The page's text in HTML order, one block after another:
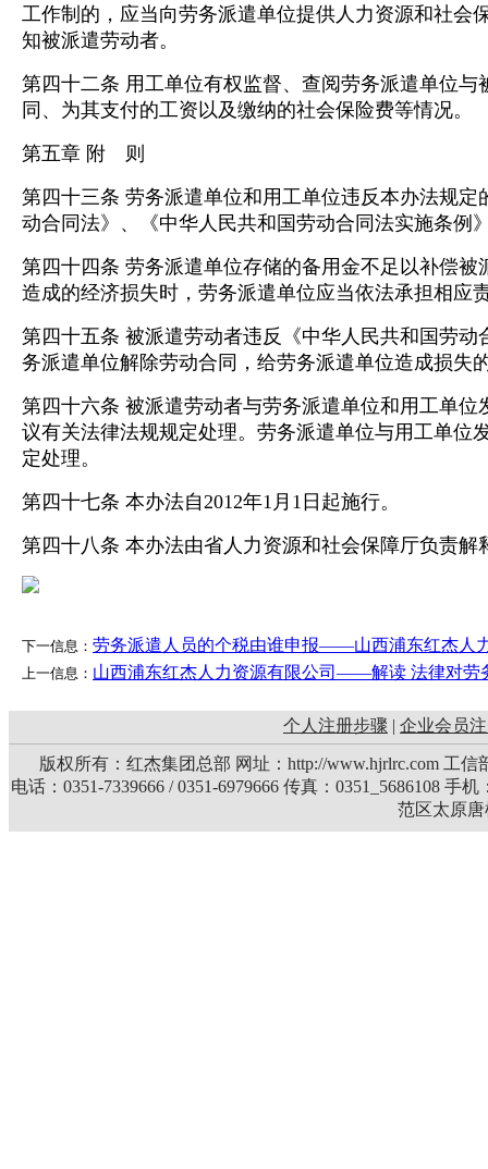
工作制的，应当向劳务派遣单位提供人力资源和社会
知被派遣劳动者。
第四十二条 用工单位有权监督、查阅劳务派遣单位与
同、为其支付的工资以及缴纳的社会保险费等情况。
第五章 附 则
第四十三条 劳务派遣单位和用工单位违反本办法规定
动合同法》、《中华人民共和国劳动合同法实施条例
第四十四条 劳务派遣单位存储的备用金不足以补偿被
造成的经济损失时，劳务派遣单位应当依法承担相应
第四十五条 被派遣劳动者违反《中华人民共和国劳动
务派遣单位解除劳动合同，给劳务派遣单位造成损失
第四十六条 被派遣劳动者与劳务派遣单位和用工单位
议有关法律法规规定处理。劳务派遣单位与用工单位
定处理。
第四十七条 本办法自2012年1月1日起施行。
第四十八条 本办法由省人力资源和社会保障厅负责解
下一信息： 劳务派遣人员的个税由谁申报——山西浦东红杰人
上一信息： 山西浦东红杰人力资源有限公司——解读 法律对劳
个人注册步骤 | 企业会员
版权所有：红杰集团总部 网址：http://www.hjrlrc.com 工信
电话：0351-7339666 / 0351-6979666 传真：0351_5686108 手
范区太原